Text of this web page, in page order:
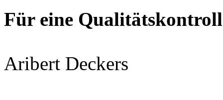
Für eine
Aribert Deckers